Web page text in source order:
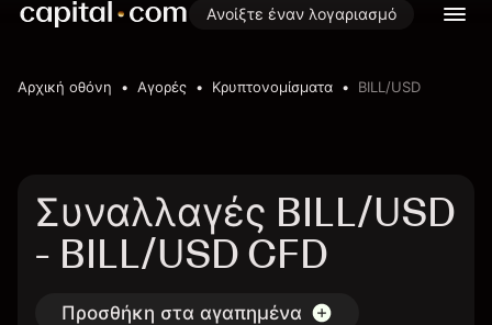
Ανοίξτε έναν λογαριασμό
Αρχική οθόνη Αγορές Κρυπτονομίσματα BILL/USD
Συναλλαγές BILL/USD
- BILL/USD CFD
Προσθήκη στα αγαπημένα